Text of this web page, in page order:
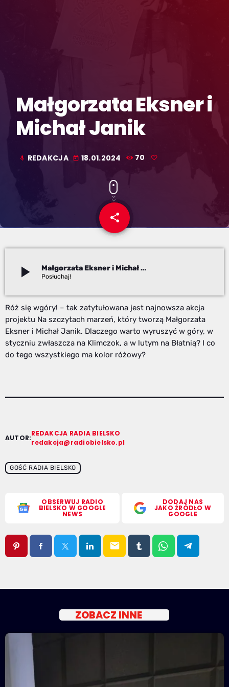
Małgorzata Eksner i
Michał Janik
mic REDAKCJA today 18.01.2024 70
share
email
play_arrow Małgorzata Eksner i Michał Janik
Róż się wgóry! – tak zatytułowana jest najnowsza akcja
projektu Na szczytach marzeń, który tworzą Małgorzata
Eksner i Michał Janik. Dlaczego warto wyruszyć w góry, w
styczniu zwłaszcza na Klimczok, a w lutym na Błatnią? I co
do tego wszystkiego ma kolor różowy?
AUTOR:
REDAKCJA RADIA BIELSKO
redakcja@radiobielsko.pl
GOŚĆ RADIA BIELSKO
OBSERWUJ RADIO
BIELSKO W GOOGLE
NEWS
DODAJ NAS
JAKO ŹRÓDŁO W
GOOGLE
email
ZOBACZ INNE